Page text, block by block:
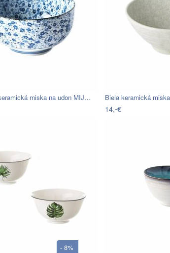
miska na udon MIJ… Biela keramická
14,-€
- 8%